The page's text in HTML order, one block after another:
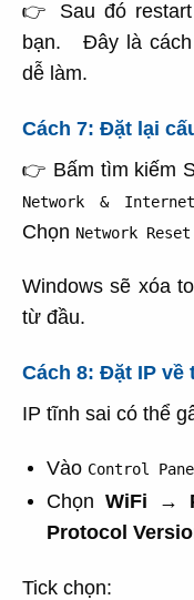
👉 Sau đó
bạn. Đây là cách
dễ làm.
Cách 7: Đặt lại
👉 Bấm tìm kiếm
Network &
Chọn Network Reset
Windows sẽ xóa
từ đầu.
Cách 8: Đặt IP về
IP tĩnh sai có thể
Vào Control
Chọn WiFi →
Protocol
Tick chọn: